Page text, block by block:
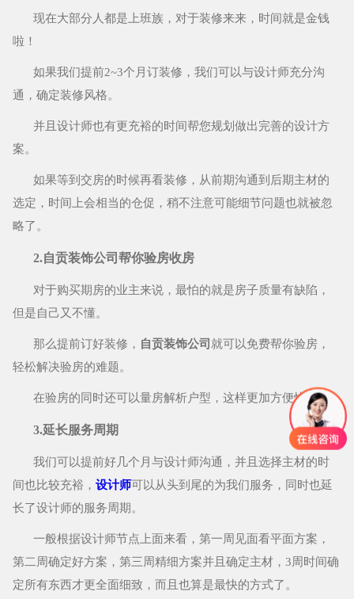
现在大部分人都是上班族，对于装修来来，时间就是金钱
啦！
如果我们提前2~3个月订装修，我们可以与设计师充分沟
通，确定装修风格。
并且设计师也有更充裕的时间帮您规划做出完善的设计方
案。
如果等到交房的时候再看装修，从前期沟通到后期主材的
选定，时间上会相当的仓促，稍不注意可能细节问题也就被忽
略了。
2.自贡装饰公司帮你验房收房
对于购买期房的业主来说，最怕的就是房子质量有缺陷，
但是自己又不懂。
那么提前订好装修， 自贡装饰公司 就可以免费帮你验房，
轻松解决验房的难题。
在验房的同时还可以量房解析户型，这样更加方便快捷。
3.延长服务周期
我们可以提前好几个月与设计师沟通，并且选择主材的时
间也比较充裕，设计师可以从头到尾的为我们服务， 同时也延
长了设计师的服务周期。
一般根据设计师节点上面来看，第一周见面看平面方案，
第二周确定好方案，第三周精细方案并且确定主材，3周时间确
定所有东西才更全面细致，而且也算是最快的方式了。